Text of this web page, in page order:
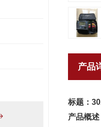
产品
标题：
产品概述